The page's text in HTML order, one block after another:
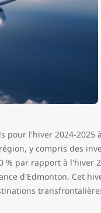
pour l'hiver 2024-2025
y compris des
par rapport à l'hiver
d'Edmonton. Cet